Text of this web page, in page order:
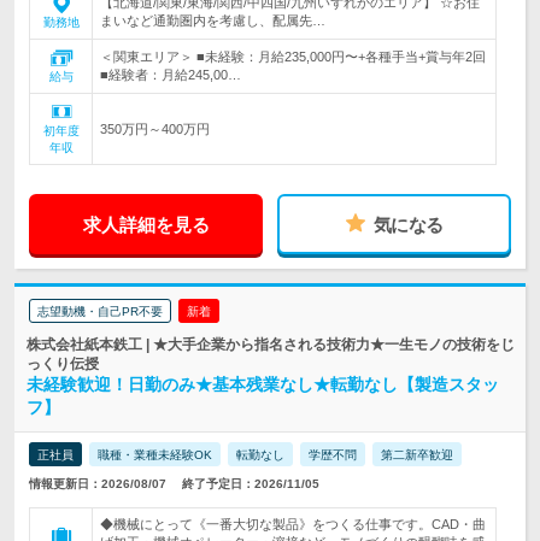
勤務地
まいなど通勤圏内を考慮し、配属先…
給与
＜関東エリア＞ ■未経験：月給235,000円〜+各種手当+賞与年2回
■経験者：月給245,00…
初年度
年収
350万円～400万円
求人詳細を見る 気になる
志望動機・自己PR不要 新着
株式会社紙本鉄工 | ★大手企業から指名される技術力★一生モノの技術をじ
っくり伝授
未経験歓迎！日勤のみ★基本残業なし★転勤なし【製造スタッ
フ】
正社員 職種・業種未経験OK 転勤なし 学歴不問 第二新卒歓迎
情報更新日：2026/08/07 終了予定日：2026/11/05
◆機械にとって《一番大切な製品》をつくる仕事です。CAD・曲